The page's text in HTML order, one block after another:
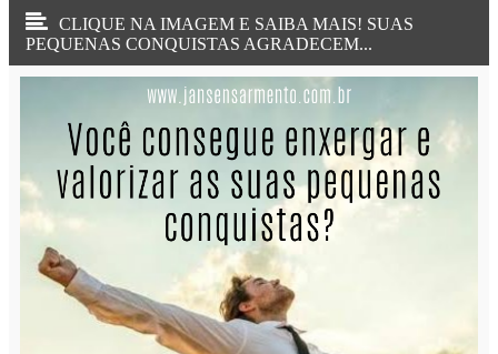
CLIQUE NA IMAGEM E SAIBA MAIS! SUAS
PEQUENAS CONQUISTAS AGRADECEM...